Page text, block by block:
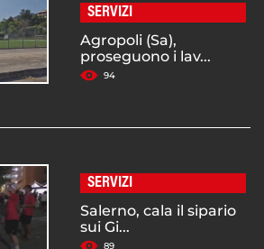
SERVIZI
Agropoli (Sa),
proseguono i lav...
94
SERVIZI
Salerno, cala il sipario
sui Gi...
89